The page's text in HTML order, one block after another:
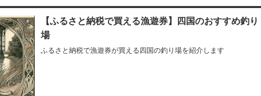
【ふるさと納税で買える漁遊券】四国のおすすめ釣り
場
ふるさと納税で漁遊券が買える四国の釣り場を紹介します